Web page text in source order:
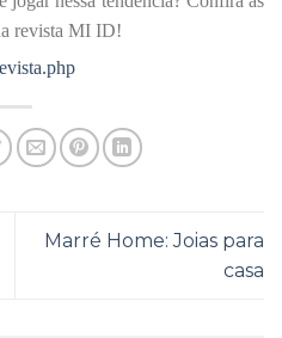
revista MI ID!
php
Marré Home: Joias para
casa